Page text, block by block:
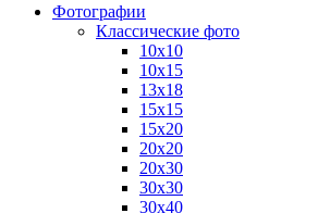
Фотографии
Классические фото
10х10
10х15
13х18
15х15
15х20
20х20
20х30
30х30
30х40